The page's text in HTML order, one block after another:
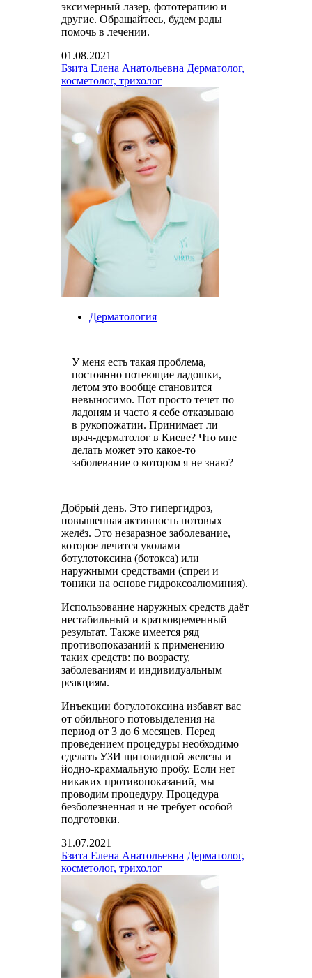
эксимерный лазер, фототерапию и
другие. Обращайтесь, будем рады
помочь в лечении.
01.08.2021
Бзита Елена Анатольевна Дерматолог,
косметолог, трихолог
Дерматология
У меня есть такая проблема,
постоянно потеющие ладошки,
летом это вообще становится
невыносимо. Пот просто течет по
ладоням и часто я себе отказываю
в рукопожатии. Принимает ли
врач-дерматолог в Киеве? Что мне
делать может это какое-то
заболевание о котором я не знаю?
Добрый день. Это гипергидроз,
повышенная активность потовых
желёз. Это незаразное заболевание,
которое лечится уколами
ботулотоксина (ботокса) или
наружными средствами (спреи и
тоники на основе гидроксоалюминия).
Использование наружных средств даёт
нестабильный и кратковременный
результат. Также имеется ряд
противопоказаний к применению
таких средств: по возрасту,
заболеваниям и индивидуальным
реакциям.
Инъекции ботулотоксина избавят вас
от обильного потовыделения на
период от 3 до 6 месяцев. Перед
проведением процедуры необходимо
сделать УЗИ щитовидной железы и
йодно-крахмальную пробу. Если нет
никаких противопоказаний, мы
проводим процедуру. Процедура
безболезненная и не требует особой
подготовки.
31.07.2021
Бзита Елена Анатольевна Дерматолог,
косметолог, трихолог